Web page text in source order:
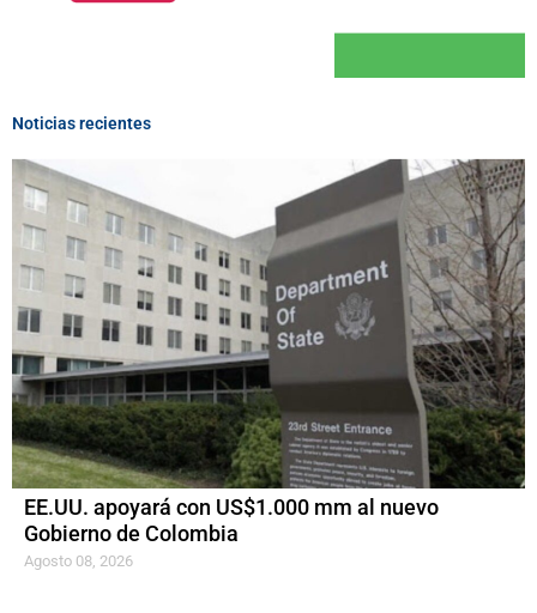
Noticias recientes
EE.UU. apoyará con US$1.000 mm al nuevo
Gobierno de Colombia
Agosto 08, 2026